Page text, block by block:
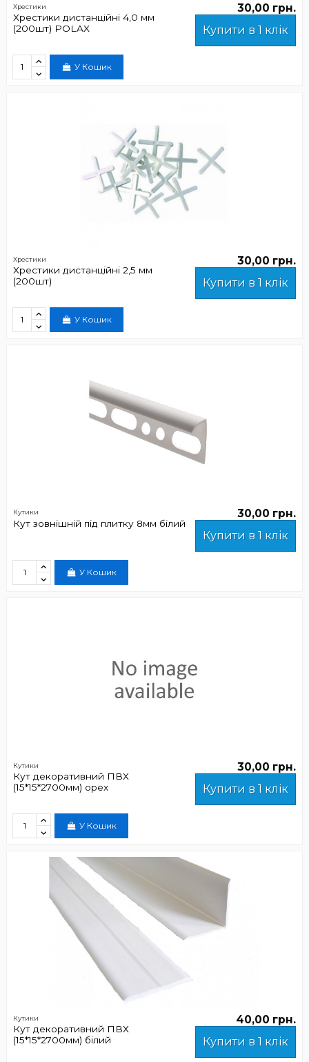
Хрестики
Хрестики дистанційні 4,0 мм
(200шт) POLAX
30,00 грн.
Купити в 1 клік
У Кошик
Хрестики
Хрестики дистанційні 2,5 мм
(200шт)
30,00 грн.
Купити в 1 клік
У Кошик
Кутики
Кут зовнішній під плитку 8мм білий
30,00 грн.
Купити в 1 клік
У Кошик
Кутики
Кут декоративний ПВХ
(15*15*2700мм) орех
30,00 грн.
Купити в 1 клік
У Кошик
Кутики
Кут декоративний ПВХ
(15*15*2700мм) білий
40,00 грн.
Купити в 1 клік